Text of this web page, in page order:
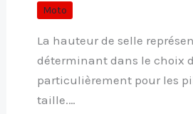
Moto
La hauteur de selle
déterminant dans le choix
particulièrement pour les
taille.…